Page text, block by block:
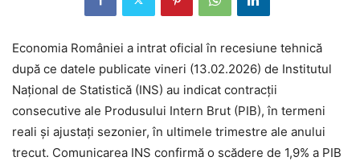
Economia României a intrat oficial în recesiune tehnică
după ce datele publicate vineri (13.02.2026) de Institutul
Național de Statistică (INS) au indicat contracții
consecutive ale Produsului Intern Brut (PIB), în termeni
reali și ajustați sezonier, în ultimele trimestre ale anului
trecut. Comunicarea INS confirmă o scădere de 1,9% a PIB